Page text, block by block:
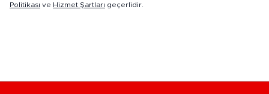
Politikası ve Hizmet Şartları geçerlidir.